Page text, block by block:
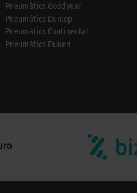
Pneumàtics Goodyear
Pneumàtics Dunlop
Pneumàtics Continental
Pneumàtics Falken